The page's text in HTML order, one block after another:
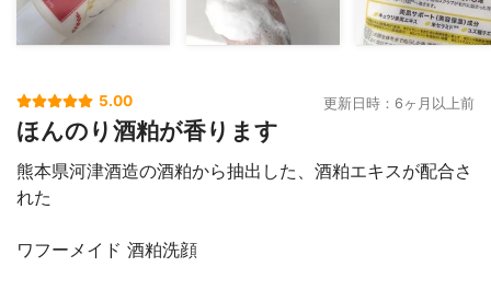
5.00 更新日時：6ヶ月以上前
ほんのり酒粕が香ります
熊本県河津酒造の酒粕から抽出した、酒粕エキスが配合さ
れた
ワフーメイド 酒粕洗顔